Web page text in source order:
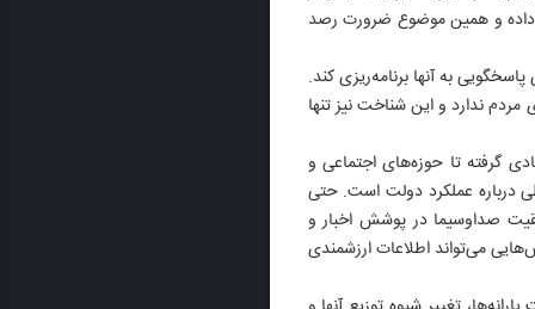
داده و همین موضوع ضرورت رصد
به آنها برنامه‌ریزی کند.
ندارد و این شناخت نیز تنها
گرفته تا حوزه‌های اجتماعی و
درباره عملکرد دولت است. حتی
صداوسیما در پوشش اخبار و
می‌تواند اطلاعات ارزشمندی